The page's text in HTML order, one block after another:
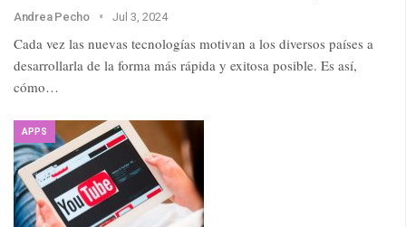
Andrea Pecho Jul 3, 2024
Cada vez las nuevas tecnologías motivan a los diversos países a
desarrollarla de la forma más rápida y exitosa posible. Es así,
cómo…
APPS